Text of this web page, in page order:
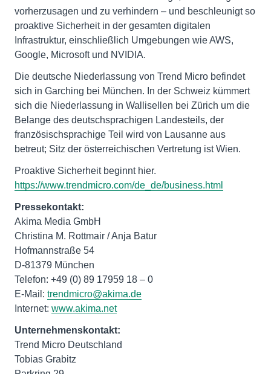
vorherzusagen und zu verhindern – und beschleunigt so
proaktive Sicherheit in der gesamten digitalen
Infrastruktur, einschließlich Umgebungen wie AWS,
Google, Microsoft und NVIDIA.
Die deutsche Niederlassung von Trend Micro befindet
sich in Garching bei München. In der Schweiz kümmert
sich die Niederlassung in Wallisellen bei Zürich um die
Belange des deutschsprachigen Landesteils, der
französischsprachige Teil wird von Lausanne aus
betreut; Sitz der österreichischen Vertretung ist Wien.
Proaktive Sicherheit beginnt hier.
https://www.trendmicro.com/de_de/business.html
Pressekontakt:
Akima Media GmbH
Christina M. Rottmair / Anja Batur
Hofmannstraße 54
D-81379 München
Telefon: +49 (0) 89 17959 18 – 0
E-Mail: trendmicro@akima.de
Internet: www.akima.net
Unternehmenskontakt:
Trend Micro Deutschland
Tobias Grabitz